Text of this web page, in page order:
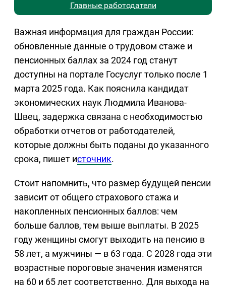
Главные работодатели
Важная информация для граждан России:
обновленные данные о трудовом стаже и
пенсионных баллах за 2024 год станут
доступны на портале Госуслуг только после 1
марта 2025 года. Как пояснила кандидат
экономических наук Людмила Иванова-
Швец, задержка связана с необходимостью
обработки отчетов от работодателей,
которые должны быть поданы до указанного
срока, пишет источник.
Стоит напомнить, что размер будущей пенсии
зависит от общего страхового стажа и
накопленных пенсионных баллов: чем
больше баллов, тем выше выплаты. В 2025
году женщины смогут выходить на пенсию в
58 лет, а мужчины — в 63 года. С 2028 года эти
возрастные пороговые значения изменятся
на 60 и 65 лет соответственно. Для выхода на